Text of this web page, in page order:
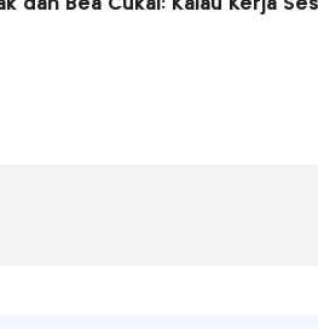
dan Bea Cukai: Kalau Kerja